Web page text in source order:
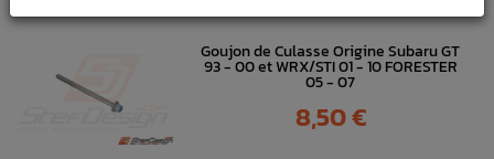
Goujon de Culasse Origine Subaru GT
93 - 00 et WRX/STI 01 - 10 FORESTER
05 - 07
Prix
8,50 €